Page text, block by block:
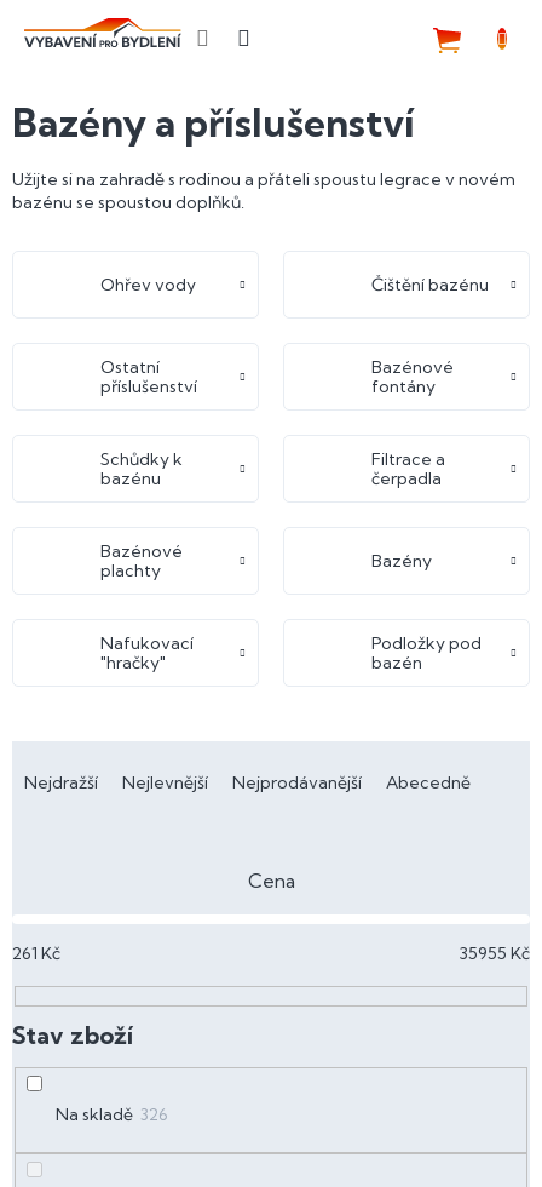
Bazény a příslušenství
Užijte si na zahradě s rodinou a přáteli spoustu legrace v novém
bazénu se spoustou doplňků.
Ohřev vody Čištění bazénu
Ostatní
příslušenství
Bazénové
fontány
Schůdky k
bazénu
Filtrace a
čerpadla
Bazénové
plachty
Bazény
Nafukovací
"hračky"
Podložky pod
bazén
a
í
r
o
d
u
k
ů
Nejdražší Nejlevnější Nejprodávanější Abecedně
Cena
261 Kč 35955 Kč
Na skladě 326